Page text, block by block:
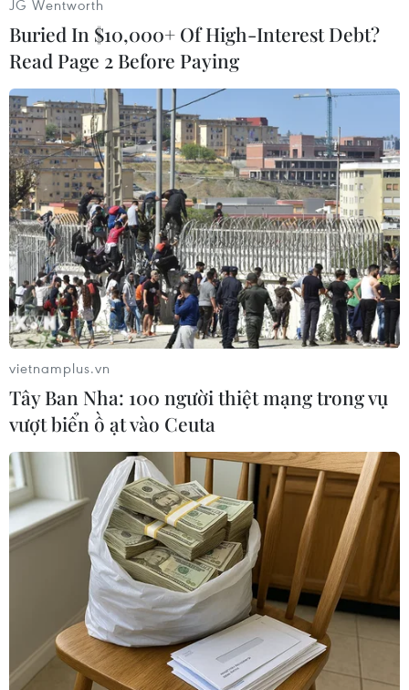
giảm gần đây" vì nhu cầu đình trệ sau khi nước
này tăng thuế tiêu thụ từ 5% lên 8% hồi tháng
Tư.
Chính phủ Nhật Bản dự định tiếp tục tăng thuế
tiêu thụ lên 10%, bắt đầu từ tháng 10/2015.
Thủ tướng Shinzo Abe cho biết sẽ ra quyết định
về vấn đề này vào cuối năm nay. Tuy nhiên, một
số nhà làm luật và tư vấn đề nghị hoãn tăng
thuế trong trường hợp kinh tế Nhật Bản có thể
giảm mạnh./.
(TTXVN/Vietnam+)
#Kinh tế Nhật Bản #Thuế tiêu thụ
#Shinzo Abe
#Giá tiêu dùng
#Tokyo
#Nội các
JG Wentworth
Buried In $10,000+ Of High-Interest Debt?
Read Page 2 Before Paying
vietnamplus.vn
Tây Ban Nha: 100 người thiệt mạng trong vụ
vượt biển ồ ạt vào Ceuta